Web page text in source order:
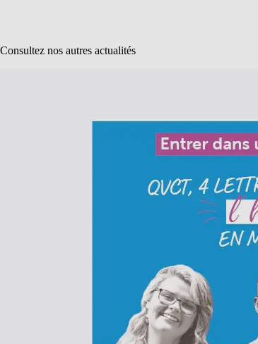
Consultez nos autres actualités